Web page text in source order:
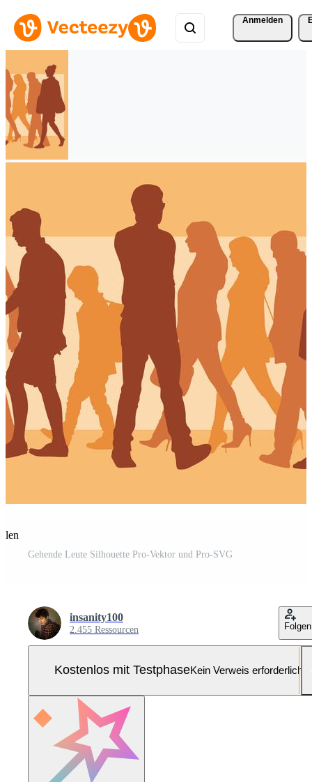
Anmelden
Gehende Leute Silhouette Pro-Vektor und Pro-SVG
insanity100
2.455 Ressourcen Folgen
Kostenlos mit TestphaseKein Verweis erforderlich